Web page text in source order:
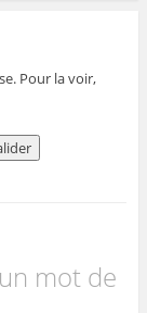
Pour la voir,
mot de